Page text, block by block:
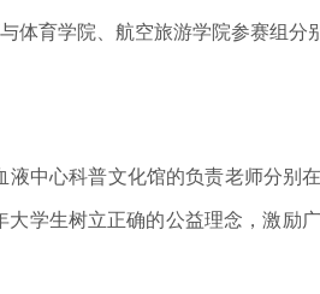
体育学院、航空旅游学院参赛组
中心科普文化馆的负责老师分别
学生树立正确的公益理念，激励